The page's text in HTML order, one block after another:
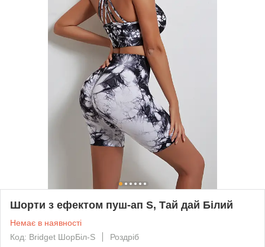
Шорти з ефектом пуш-ап S, Тай дай Білий
Немає в наявності
Код: Bridget ШорБіл-S
Роздріб